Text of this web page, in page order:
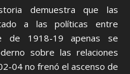
demuestra que las
a las políticas entre
de 1918-19 apenas se
sobre las relaciones
04 no frenó el ascenso de